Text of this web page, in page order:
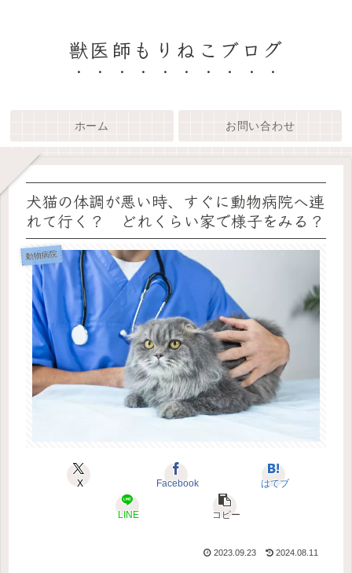
獣医師もりねこブログ
ホーム お問い合わせ
犬猫の体調が悪い時、すぐに動物病院へ連
れて行く？ どれくらい家で様子をみる？
動物病院
X Facebook はてブ
LINE コピー
2023.09.23 2024.08.11